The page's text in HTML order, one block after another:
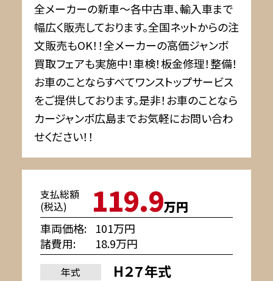
全メーカーの新車～各中古車、輸入車まで
幅広く販売しております。全国ネットからの注
文販売もOK！！全メーカーの高価ジャンボ
買取フェアも実施中！車検！板金修理！整備！
お車のことならすべてワンストップサービス
をご提供しております。是非！お車のことなら
カージャンボ広島までお気軽にお問い合わ
せください！！
支払総額
(税込)
119.9万円
車両価格
101万円
諸費用
18.9万円
年式 H２７年式